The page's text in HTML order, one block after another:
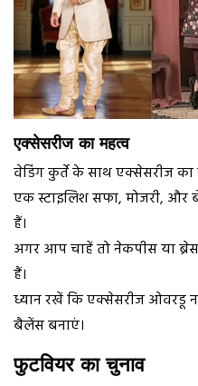
एक्सेसरीज का महत्व
वेडिंग कुर्ते के साथ एक्सेसरीज
एक स्टाइलिश सफा, मोजरी,
हैं।
अगर आप चाहें तो नेकपीस या
हैं।
ध्यान रखें कि एक्सेसरीज ओवरडू
बैलेंस बनाएं।
फुटवियर का चुनाव